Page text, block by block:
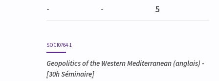
- - 5
SOCI0764-1
Geopolitics of the Western Mediterranean (anglais) -
[30h Séminaire]